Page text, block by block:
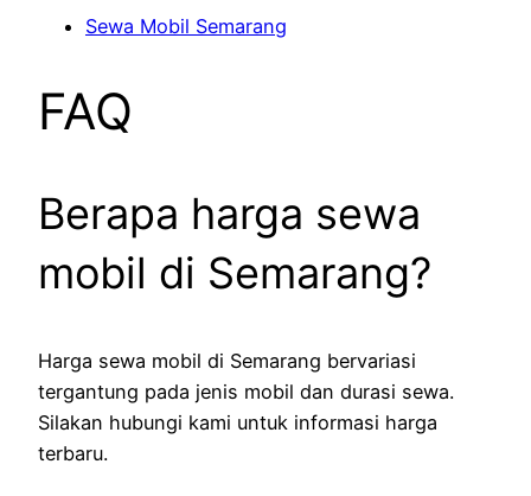
Sewa Mobil Semarang
FAQ
Berapa harga sewa
mobil di Semarang?
Harga sewa mobil di Semarang bervariasi
tergantung pada jenis mobil dan durasi sewa.
Silakan hubungi kami untuk informasi harga
terbaru.